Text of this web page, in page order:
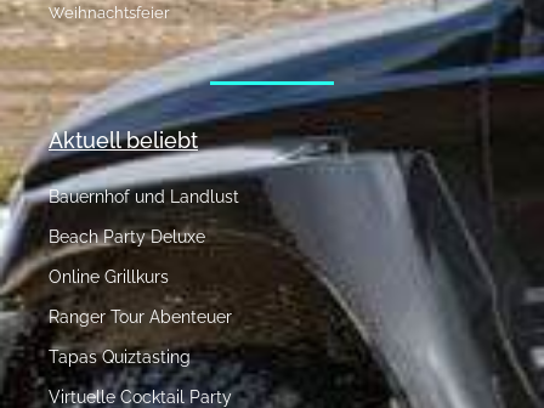
Weihnachtsfeier
Aktuell beliebt
Bauernhof und Landlust
Beach Party Deluxe
Online Grillkurs
Ranger Tour Abenteuer
Tapas Quiztasting
Virtuelle Cocktail Party